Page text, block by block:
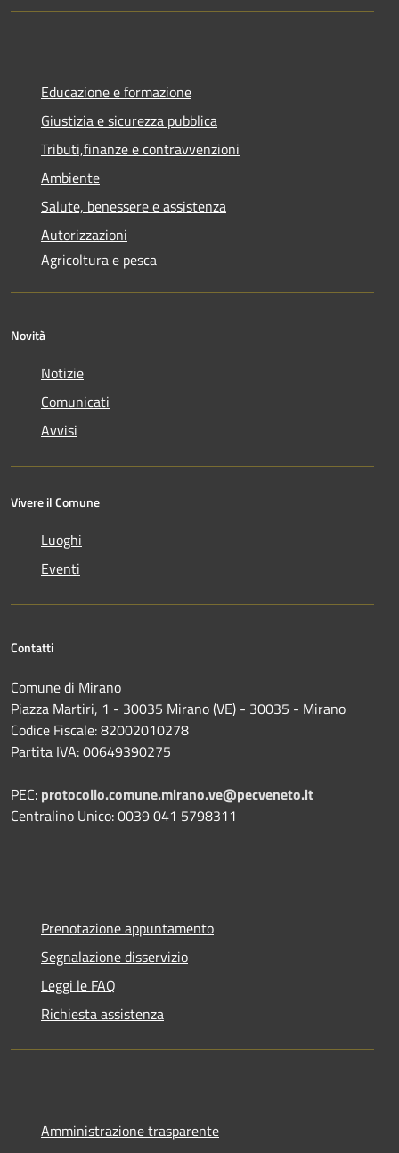
Educazione e formazione
Giustizia e sicurezza pubblica
Tributi,finanze e contravvenzioni
Ambiente
Salute, benessere e assistenza
Autorizzazioni
Agricoltura e pesca
Novità
Notizie
Comunicati
Avvisi
Vivere il Comune
Luoghi
Eventi
Contatti
Comune di Mirano
Piazza Martiri, 1 - 30035 Mirano (VE) - 30035 - Mirano
Codice Fiscale: 82002010278
Partita IVA: 00649390275
PEC: protocollo.comune.mirano.ve@pecveneto.it
Centralino Unico: 0039 041 5798311
Prenotazione appuntamento
Segnalazione disservizio
Leggi le FAQ
Richiesta assistenza
Amministrazione trasparente